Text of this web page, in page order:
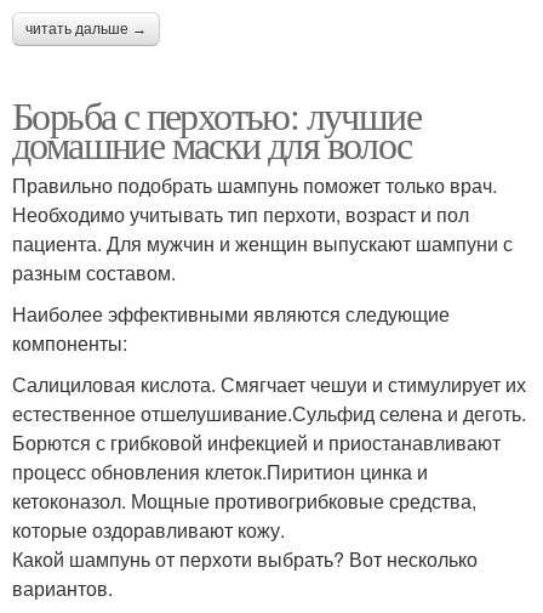
читать дальше →
Борьба с перхотью: лучшие
домашние маски для волос
Правильно подобрать шампунь поможет только врач.
Необходимо учитывать тип перхоти, возраст и пол
пациента. Для мужчин и женщин выпускают шампуни с
разным составом.
Наиболее эффективными являются следующие
компоненты:
Салициловая кислота. Смягчает чешуи и стимулирует их
естественное отшелушивание.Сульфид селена и деготь.
Борются с грибковой инфекцией и приостанавливают
процесс обновления клеток.Пиритион цинка и
кетоконазол. Мощные противогрибковые средства,
которые оздоравливают кожу.
Какой шампунь от перхоти выбрать? Вот несколько
вариантов.